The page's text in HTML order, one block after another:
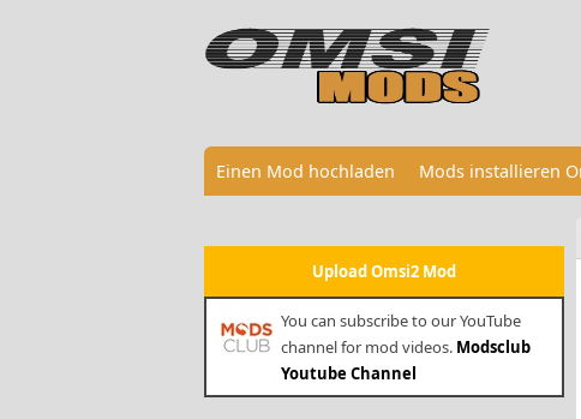
Einen Mod hochladen Mods installieren
Upload Omsi2 Mod
You can subscribe to our YouTube
channel for mod videos. Modsclub
Youtube Channel